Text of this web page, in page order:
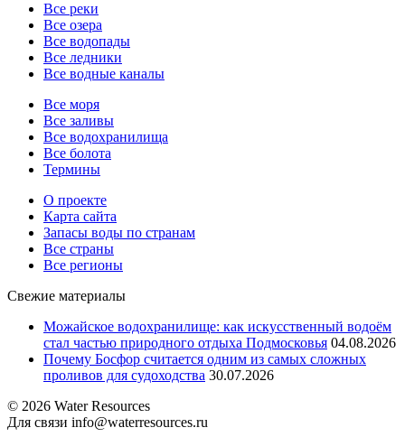
Все реки
Все озера
Все водопады
Все ледники
Все водные каналы
Все моря
Все заливы
Все водохранилища
Все болота
Термины
О проекте
Карта сайта
Запасы воды по странам
Все страны
Все регионы
Свежие материалы
Можайское водохранилище: как искусственный водоём
стал частью природного отдыха Подмосковья 04.08.2026
Почему Босфор считается одним из самых сложных
проливов для судоходства 30.07.2026
© 2026 Water Resources
Для связи info@waterresources.ru